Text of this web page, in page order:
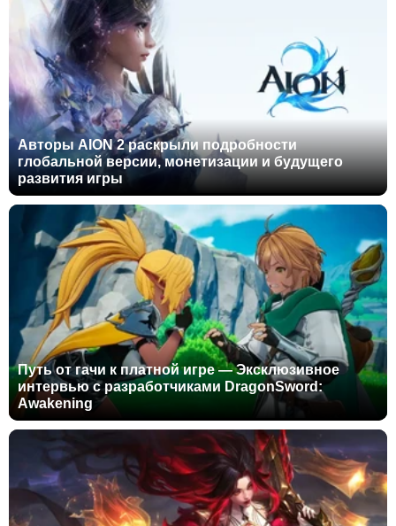
Авторы AION 2 раскрыли подробности
глобальной версии, монетизации и будущего
развития игры
Путь от гачи к платной игре — Эксклюзивное
интервью с разработчиками DragonSword:
Awakening